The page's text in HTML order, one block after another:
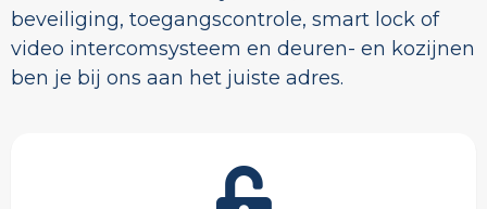
beveiliging, toegangscontrole, smart lock of
video intercomsysteem en deuren- en kozijnen
ben je bij ons aan het juiste adres.